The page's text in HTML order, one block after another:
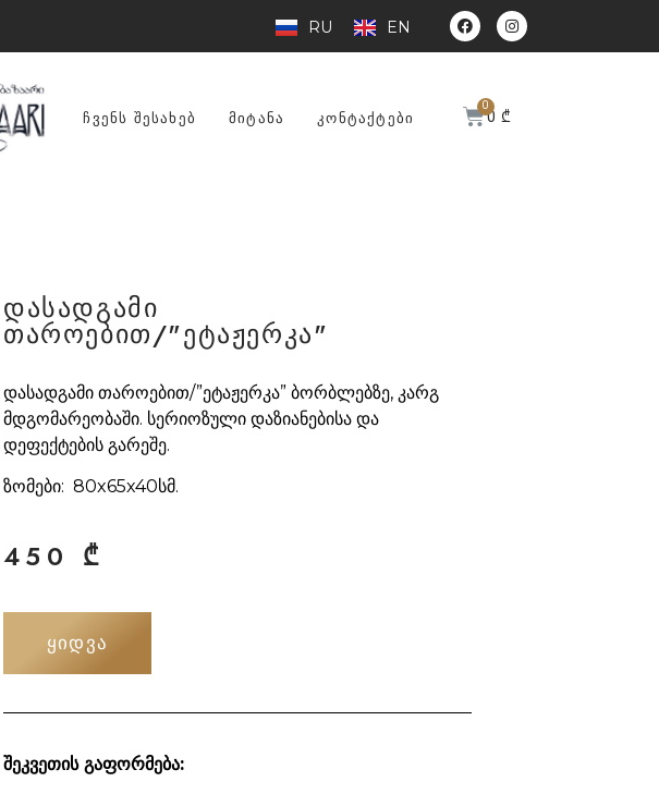
RU EN
ᲩᲕᲔᲜᲡ ᲨᲔᲡᲐᲮᲔᲑ ᲛᲘᲢᲐᲜᲐ ᲙᲝᲜᲢᲐᲥᲢᲔᲑᲘ 0₾
დასადგამი
თაროებით/"ეტაჟერკა"
დასადგამი თაროებით/”ეტაჟერკა” ბორბლებზე, კარგ
მდგომარეობაში. სერიოზული დაზიანებისა და
დეფექტების გარეშე.
ზომები: 80x65x40სმ.
450 ₾
ᲧᲘᲓᲕᲐ
შეკვეთის გაფორმება: